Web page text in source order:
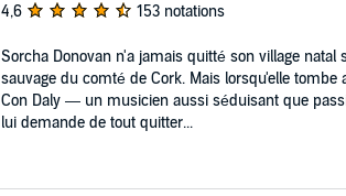
4,6 153 notations
Sorcha Donovan n'a jamais quitté son village natal
sauvage du comté de Cork. Mais lorsqu'elle tombe
Con Daly — un musicien aussi séduisant que
lui demande de tout quitter...